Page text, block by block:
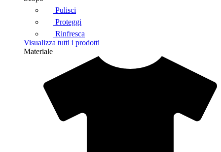
Pulisci
Proteggi
Rinfresca
Visualizza tutti i prodotti
Materiale